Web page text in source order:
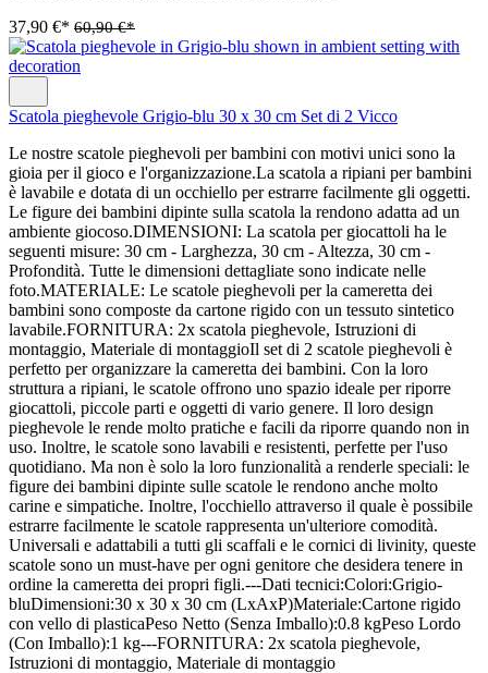
37,90 €* 60,90 €*
Scatola pieghevole Grigio-blu 30 x 30 cm Set di 2 Vicco
Le nostre scatole pieghevoli per bambini con motivi unici sono la
gioia per il gioco e l'organizzazione.La scatola a ripiani per bambini
è lavabile e dotata di un occhiello per estrarre facilmente gli oggetti.
Le figure dei bambini dipinte sulla scatola la rendono adatta ad un
ambiente giocoso.DIMENSIONI: La scatola per giocattoli ha le
seguenti misure: 30 cm - Larghezza, 30 cm - Altezza, 30 cm -
Profondità. Tutte le dimensioni dettagliate sono indicate nelle
foto.MATERIALE: Le scatole pieghevoli per la cameretta dei
bambini sono composte da cartone rigido con un tessuto sintetico
lavabile.FORNITURA: 2x scatola pieghevole, Istruzioni di
montaggio, Materiale di montaggioIl set di 2 scatole pieghevoli è
perfetto per organizzare la cameretta dei bambini. Con la loro
struttura a ripiani, le scatole offrono uno spazio ideale per riporre
giocattoli, piccole parti e oggetti di vario genere. Il loro design
pieghevole le rende molto pratiche e facili da riporre quando non in
uso. Inoltre, le scatole sono lavabili e resistenti, perfette per l'uso
quotidiano. Ma non è solo la loro funzionalità a renderle speciali: le
figure dei bambini dipinte sulle scatole le rendono anche molto
carine e simpatiche. Inoltre, l'occhiello attraverso il quale è possibile
estrarre facilmente le scatole rappresenta un'ulteriore comodità.
Universali e adattabili a tutti gli scaffali e le cornici di livinity, queste
scatole sono un must-have per ogni genitore che desidera tenere in
ordine la cameretta dei propri figli.---Dati tecnici:Colori:Grigio-
bluDimensioni:30 x 30 x 30 cm (LxAxP)Materiale:Cartone rigido
con vello di plasticaPeso Netto (Senza Imballo):0.8 kgPeso Lordo
(Con Imballo):1 kg---FORNITURA: 2x scatola pieghevole,
Istruzioni di montaggio, Materiale di montaggio